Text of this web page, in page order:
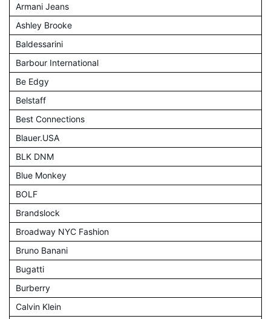
Armani Jeans
Ashley Brooke
Baldessarini
Barbour International
Be Edgy
Belstaff
Best Connections
Blauer.USA
BLK DNM
Blue Monkey
BOLF
Brandslock
Broadway NYC Fashion
Bruno Banani
Bugatti
Burberry
Calvin Klein